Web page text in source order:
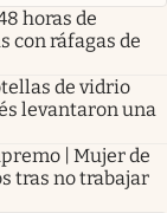
horas de
con ráfagas de
de vidrio
levantaron una
| Mujer de
tras no trabajar